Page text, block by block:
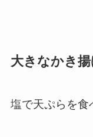
大きなかき
塩で天ぷらを食